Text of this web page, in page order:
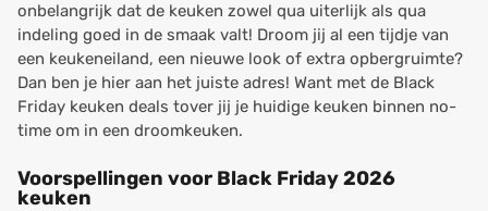
onbelangrijk dat de keuken zowel qua uiterlijk als qua
indeling goed in de smaak valt! Droom jij al een tijdje van
een keukeneiland, een nieuwe look of extra opbergruimte?
Dan ben je hier aan het juiste adres! Want met de Black
Friday keuken deals tover jij je huidige keuken binnen no-
time om in een droomkeuken.
Voorspellingen voor Black Friday 2026
keuken